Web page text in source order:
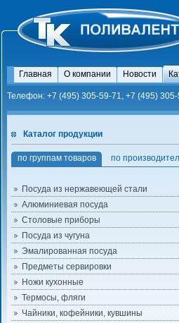
Главная О компании Новости
Телефон: +7 (495) 305-59-71, +7 (495)
Каталог продукции
по группам товаров по
Посуда из нержавеющей стали
Алюминиевая посуда
Столовые приборы
Посуда из чугуна
Эмалированная посуда
Предметы сервировки
Ножи кухонные
Термосы, фляги
Чайники, кофейники, кувшины